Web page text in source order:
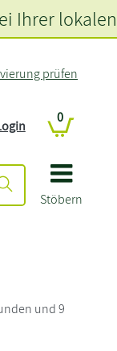
Stöbern
prüfen
0
Ihrer lokalen
und 9